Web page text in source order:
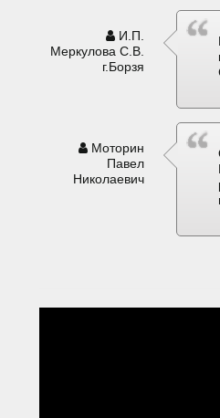
И.П.
Меркулова С.В.
г.Борзя
Моторин
Павел
Николаевич